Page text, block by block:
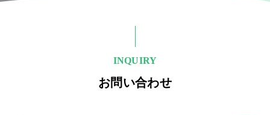
INQUIRY
お問い合わせ